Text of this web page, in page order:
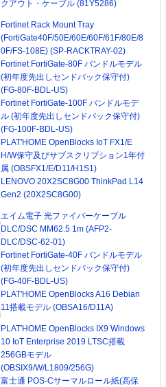
クアウト・ケーブル (81Y5286)
Fortinet Rack Mount Tray
(FortiGate40F/50E/60E/60F/61F/80E/8
0F/FS-108E) (SP-RACKTRAY-02)
Fortinet FortiGate-80F バンドルモデル
(初年度先出しセンドバック保守付)
(FG-80F-BDL-US)
Fortinet FortiGate-100F バンドルモデ
ル (初年度先出しセンドバック保守付)
(FG-100F-BDL-US)
PLAT'HOME OpenBlocks IoT FX1/E
H/W保守及びサブスクリプション1年付
属 (OBSFX1/E/D11/H1S1)
LENOVO 20X2SC8G00 ThinkPad L14
Gen2 (20X2SC8G00)
エイム電子 光ファイバーケーブル
DLC/DSC MM62.5 1m (AFP2-
DLC/DSC-62-01)
Fortinet FortiGate-40F バンドルモデル
(初年度先出しセンドバック保守付)
(FG-40F-BDL-US)
PLAT'HOME OpenBlocks A16 Debian
11搭載モデル (OBSA16/D11A)
PLAT'HOME OpenBlocks IX9 Windows
10 IoT Enterprise 2019 LTSC搭載
256GBモデル
(OBSIX9/W/L1809/256G)
富士通 POS-Cサーマルロール紙(高保